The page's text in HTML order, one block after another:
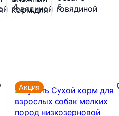
Акция